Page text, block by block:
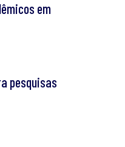
em
pesquisas